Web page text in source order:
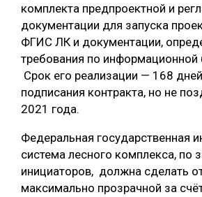
комплекта предпроектной и
документации для запуска
ФГИС ЛК и документации,
требования по информационной
Срок его реализации — 168
подписания контракта, но не
2021 года.
Федеральная государственная
система лесного комплекса, по
инициаторов, должна сделать
максимально прозрачной за